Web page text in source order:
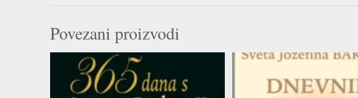
Povezani proizvodi